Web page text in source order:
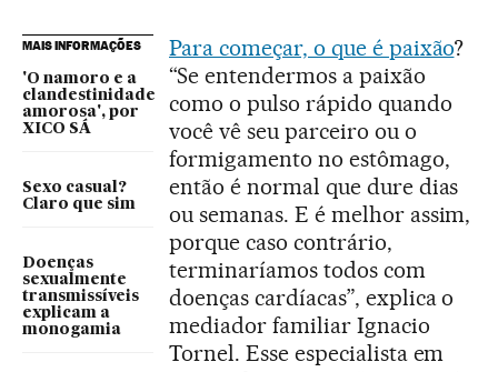
MAIS INFORMAÇÕES
'O namoro e a
clandestinidade
amorosa', por
XICO SÁ
Sexo casual?
Claro que sim
Doenças
sexualmente
transmissíveis
explicam a
monogamia
Para começar, o que é paixão?
“Se entendermos a paixão
como o pulso rápido quando
você vê seu parceiro ou o
formigamento no estômago,
então é normal que dure dias
ou semanas. E é melhor assim,
porque caso contrário,
terminaríamos todos com
doenças cardíacas”, explica o
mediador familiar Ignacio
Tornel. Esse especialista em